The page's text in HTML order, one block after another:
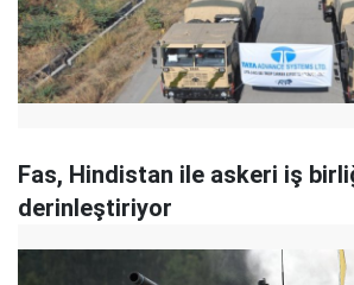
Fas, Hindistan ile askeri iş
derinleştiriyor